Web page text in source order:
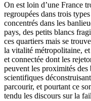
On est loin d’une France
regroupées dans trois
concentrés dans les
pays, des petits blancs
ces quartiers mais se
la vitalité métropolitaine,
et connectée dont les
peuvent les proximités
scientifiques
parcourir, et pourtant ce
tendu les discours sur la